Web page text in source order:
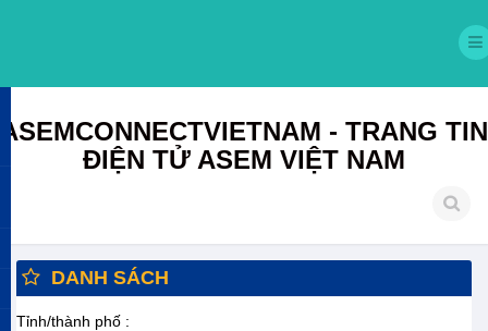
ASEMCONNECTVIETNAM - TRANG TIN
ĐIỆN TỬ ASEM VIỆT NAM
DANH SÁCH
Tỉnh/thành phố :